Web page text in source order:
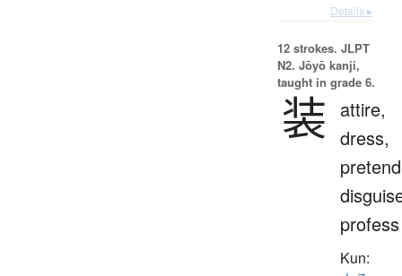
Details ▸
12 strokes. JLPT
N2. Jōyō kanji,
taught in grade 6.
装
attire,
dress,
profess
Kun: